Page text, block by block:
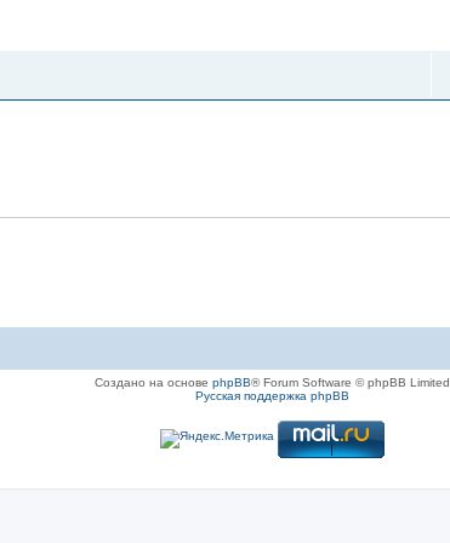
Создано на основе phpBB® Forum Software © phpBB Limited
Русская поддержка phpBB